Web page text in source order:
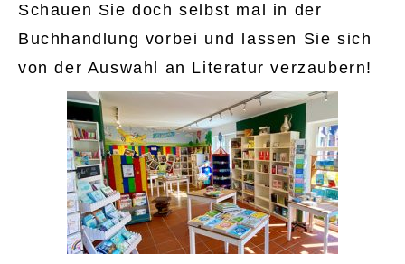
Schauen Sie doch selbst mal in der
Buchhandlung vorbei und lassen Sie sich
von der Auswahl an Literatur verzaubern!